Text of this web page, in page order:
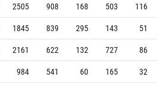
2505 908 168 503
116
1845 839 295 143
51
2161 622 132 727
86
984 541 60 165
32